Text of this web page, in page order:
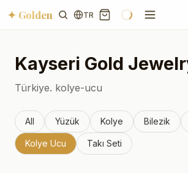
✦ Golden TR
Kayseri Gold
Türkiye. kolye-ucu
All Yüzük Kolye Bilezik
Kolye Ucu Takı Seti